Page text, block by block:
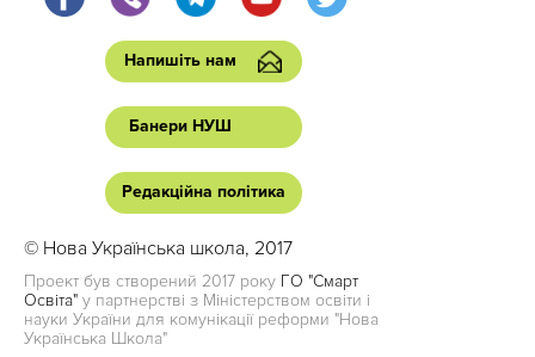
Напишіть нам
Банери НУШ
Редакційна політика
© Нова Українська школа, 2017
Проект був створений 2017 року ГО "Смарт
Освіта" у партнерстві з Міністерством освіти і
науки України для комунікації реформи "Нова
Українська Школа"